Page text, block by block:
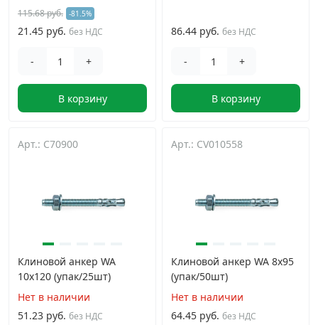
115.68 руб. -81.5%
21.45 руб. без НДС
- +
В корзину
86.44 руб. без НДС
- +
В корзину
Арт.: C70900
Клиновой анкер WA
10х120 (упак/25шт)
Нет в наличии
51.23 руб. без НДС
Арт.: CV010558
Клиновой анкер WA 8х95
(упак/50шт)
Нет в наличии
64.45 руб. без НДС